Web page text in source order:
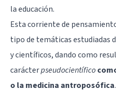
la educación.
Esta corriente de
tipo de temáticas estudiadas
y científicos, dando como
carácterpseudocientífico
o la medicina antroposófica